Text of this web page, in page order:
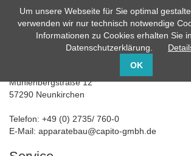
info@capito-gmbh.de 02735 / 760-0
Mühlenbergstraße 12
57290 Neunkirchen
Telefon: +49 (0) 2735/ 760-0
E-Mail: apparatebau@capito-gmbh.de
Um unsere Webseite für Sie optimal
verwenden wir nur technisch notwendige
Informationen zu Cookies erhalten Sie
Datenschutzerklärung.
OK